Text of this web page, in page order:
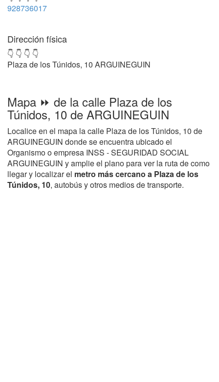
928736017
Dirección física
👇 👇 👇 👇
Plaza de los Túnidos, 10 ARGUINEGUIN
Mapa ⏩ de la calle Plaza de los
Túnidos, 10 de ARGUINEGUIN
Localice en el mapa la calle Plaza de los Túnidos, 10 de
ARGUINEGUIN donde se encuentra ubicado el
Organismo o empresa INSS - SEGURIDAD SOCIAL
ARGUINEGUIN y amplie el plano para ver la ruta de como
llegar y localizar el metro más cercano a Plaza de los
Túnidos, 10, autobús y otros medios de transporte.